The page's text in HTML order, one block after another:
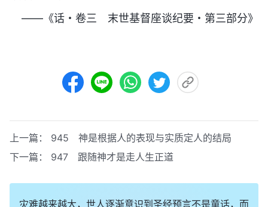
——《话・卷三 末世基督座谈纪要・第三部分》
上一篇： 945 神是根据人的表现与实质定人的结局
下一篇： 947 跟随神才是走人生正道
灾难越来越大，世人逐渐意识到圣经预言不是童话，而